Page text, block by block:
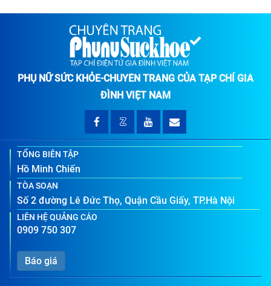
PHỤ NỮ SỨC KHỎE-CHUYÊN TRANG CỦA TẠP CHÍ GIA
ĐÌNH VIỆT NAM
TỔNG BIÊN TẬP
Hồ Minh Chiến
TÒA SOẠN
Số 2 đường Lê Đức Thọ, Quận Cầu Giấy, TP.Hà Nội
LIÊN HỆ QUẢNG CÁO
0909 750 307
Báo giá